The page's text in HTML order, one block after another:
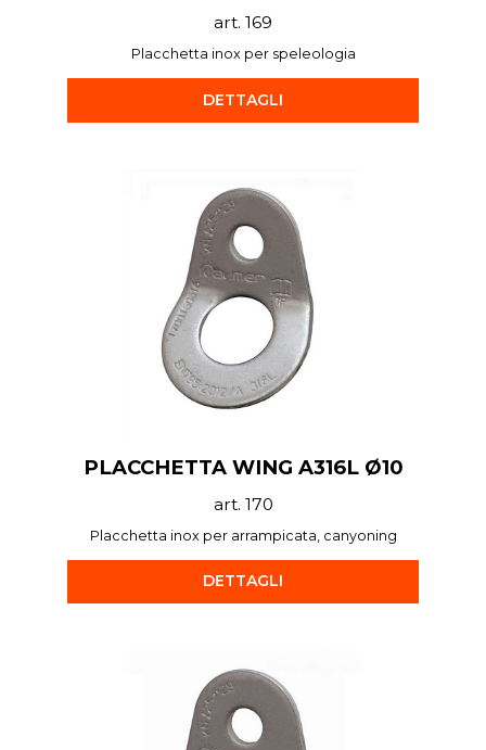
art. 169
Placchetta inox per speleologia
DETTAGLI
PLACCHETTA WING A316L Ø10
art. 170
Placchetta inox per arrampicata, canyoning
DETTAGLI